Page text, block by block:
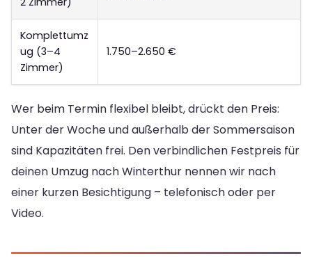
Komplettumz
ug (3–4
Zimmer)
1.750–2.650 €
Wer beim Termin flexibel bleibt, drückt den Preis:
Unter der Woche und außerhalb der Sommersaison
sind Kapazitäten frei. Den verbindlichen Festpreis für
deinen Umzug nach Winterthur nennen wir nach
einer kurzen Besichtigung – telefonisch oder per
Video.